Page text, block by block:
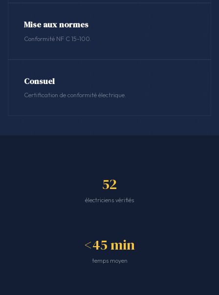
Mise aux normes
Conformité NF C 15-100.
Consuel
Certification de conformité électrique.
52
électriciens vérifiés
<45 min
temps moyen